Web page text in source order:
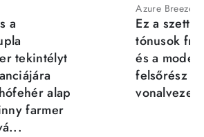
a
tekintélyt
alap
farmer
Azure Breeze
Ez a szett
tónusok
és a
felsőrész